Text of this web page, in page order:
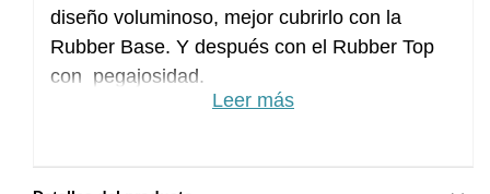
diseño voluminoso, mejor cubrirlo con la
Rubber Base. Y después con el Rubber Top
con pegajosidad.
Leer más